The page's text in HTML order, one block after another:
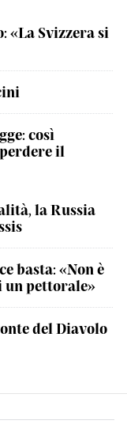
«La Svizzera si
così
il
la Russia
basta: «Non è
pettorale»
del Diavolo